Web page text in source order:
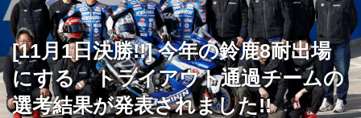
[11月1日決勝!!] 今年の鈴鹿8耐出場
にする、トライアウト通過チームの
選考結果が発表されました!!